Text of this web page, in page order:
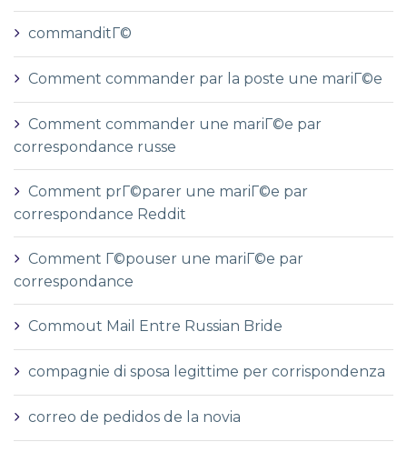
commanditГ©
Comment commander par la poste une mariГ©e
Comment commander une mariГ©e par
correspondance russe
Comment prГ©parer une mariГ©e par
correspondance Reddit
Comment Г©pouser une mariГ©e par
correspondance
Commout Mail Entre Russian Bride
compagnie di sposa legittime per corrispondenza
correo de pedidos de la novia